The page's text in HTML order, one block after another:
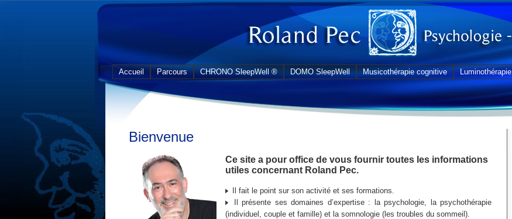
Accueil Parcours CHRONO SleepWell ® DOMO SleepWell Musicothérapie cognitive Luminothérapie
Bienvenue
Ce site a pour office de vous fournir toutes les informations
utiles concernant Roland Pec.
Il fait le point sur son activité et ses formations.
Il présente ses domaines d’expertise : la psychologie, la psychothérapie
(individuel, couple et famille) et la somnologie (les troubles du sommeil).